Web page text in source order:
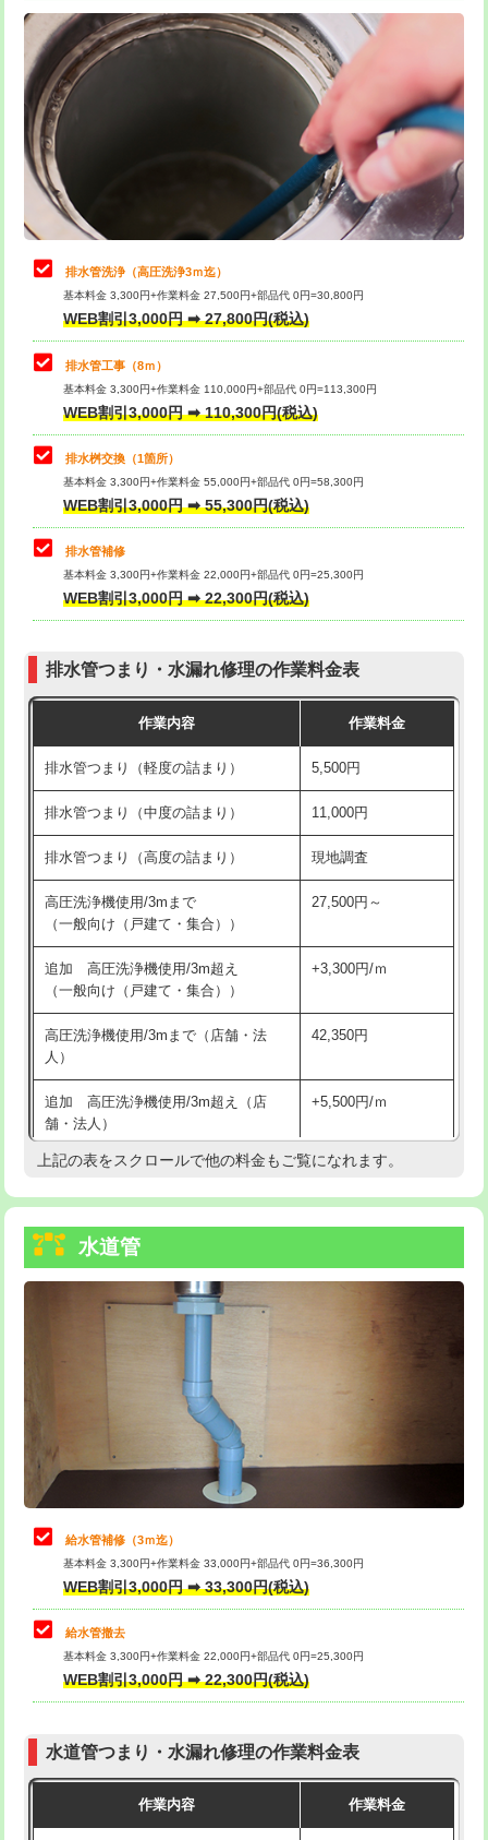
給水管工事※（ライニング鋼管・銅
管・ポリ管・HT管使用/3ｍまで)
44,000円
給水管工事※（ライニング鋼管・銅
管・ポリ管・HT管使用/3ｍ超え)
+8,800円
排水管工事（土の掘削・埋め戻し作
業）
11,000円~
排水管工事（排水管工事/3ｍまで） 55,000円
排水管工事（追加 排水管工事/3ｍ超
え）
マス交換（土の掘削・埋め戻し作業）
マス交換（深さ50㎝未満）
マス交換（深さ50㎝以上） 66,000円
コンクリート斫り（厚さ10㎝まで）
コンクリート斫り（厚さ10㎝超え）
モルタル補修（厚さ10㎝まで）
モルタル補修（厚さ10㎝超え）
追加人工 16,500円
現場見積
※給水管工事は20mmまでの価格です。
追加トーラー機使用/3m超え +3,300円
カメラ調査 33,000円
桝清掃 8,800円
止水・漏水調査・防水処理・清掃・修
理・調整・分解・加工など（軽作業）
11,000円
止水・漏水調査・防水処理・清掃・修
理・調整・分解・加工など（中作業）
22,000円
止水・漏水調査・防水処理・清掃・修
理・調整・分解・加工など（重作業）
33,000円
その他部品の脱着
交換・取付（タンク） 22,000円+材料費
交換・取付(単水栓（壁付・デッキ
式）)
交換・取付(混合水栓（壁付・デッキ
式・ワンホール）)
16,500円+材料費
交換・取付(排水栓・排水トラップ
交換・取付（その他部品） 11,000円+材料費
持込商品取付（単水栓） 13,200円
持込商品取付（混合水栓） 16,500円
持込商品取付（浄水器・分岐水栓） 16,500円
給水管工事※（ホール加工) 16,500円
給水管工事※（バンド止め) 3,300円
給水管工事※（支持金具設置)
給水管工事※（保温材使用（バンド止
め込み）)
5,500円
給水管工事※（土の掘削・埋め戻し作
業)
11,000円
給水管工事※（塩ビ管（VP・HI）使
用/3ｍまで)
33,000円
給水管工事※（塩ビ管（VP・HI）使
+8,800円
給水管工事※（ライニング鋼管・銅
管・ポリ管・HT管使用/3ｍまで)
給水管工事※（ライニング鋼管・銅
管・ポリ管・HT管使用/3ｍ超え)
排水管工事（土の掘削・埋め戻し作
11,000円~
排水管工事（排水管工事/3ｍまで） 55,000円
排水管工事（追加 排水管工事/3ｍ超
マス交換（土の掘削・埋め戻し作業）
マス交換（深さ50㎝未満）
マス交換（深さ50㎝以上）
コンクリート斫り（厚さ10㎝まで）
モルタル補修（厚さ10㎝超え） 38,500円
排水管洗浄（高圧洗浄3ｍ迄）
基本料金 3,300円+作業料金 27,500円+部品代 0円=30,800円
WEB割引3,000円 ➡ 27,800円(税込)
排水管工事（8ｍ）
基本料金 3,300円+作業料金 110,000円+部品代 0円=113,300円
WEB割引3,000円 ➡ 110,300円(税込)
排水桝交換（1箇所）
基本料金 3,300円+作業料金 55,000円+部品代 0円=58,300円
WEB割引3,000円 ➡ 55,300円(税込)
排水管補修
基本料金 3,300円+作業料金 22,000円+部品代 0円=25,300円
WEB割引3,000円 ➡ 22,300円(税込)
排水管つまり・水漏れ修理の作業料金表
作業内容 作業料金
排水管つまり（軽度の詰まり） 5,500円
排水管つまり（中度の詰まり） 11,000円
排水管つまり（高度の詰まり） 現地調査
高圧洗浄機使用/3mまで
（一般向け（戸建て・集合））
27,500円～
追加 高圧洗浄機使用/3m超え
（一般向け（戸建て・集合））
+3,300円/ｍ
高圧洗浄機使用/3mまで（店舗・法
人）
42,350円
追加 高圧洗浄機使用/3m超え（店
舗・法人）
+5,500円/ｍ
高度高圧洗浄換 現地調査
トーラー機使用/3mまで
追加トーラー機使用/3m超え
33,000円
8,800円
止水・漏水調査・防水処理・清掃・修
理・調整・分解・加工など（軽作業）
11,000円
止水・漏水調査・防水処理・清掃・修
理・調整・分解・加工など（中作業）
止水・漏水調査・防水処理・清掃・修
理・調整・分解・加工など（重作業）
33,000円
その他部品の脱着
交換・取付（タンク）
式）)
式・ワンホール）)
上記の表をスクロールで他の料金もご覧になれます。
水道管
給水管補修（3ｍ迄）
基本料金 3,300円+作業料金 33,000円+部品代 0円=36,300円
WEB割引3,000円 ➡ 33,300円(税込)
給水管撤去
基本料金 3,300円+作業料金 22,000円+部品代 0円=25,300円
WEB割引3,000円 ➡ 22,300円(税込)
水道管つまり・水漏れ修理の作業料金表
作業内容 作業料金